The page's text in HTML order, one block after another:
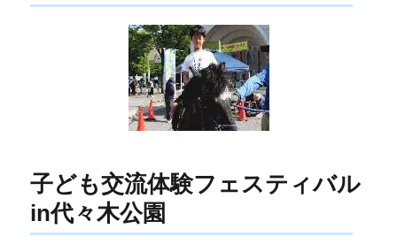
子ども交流体験フェスティバル
in代々木公園